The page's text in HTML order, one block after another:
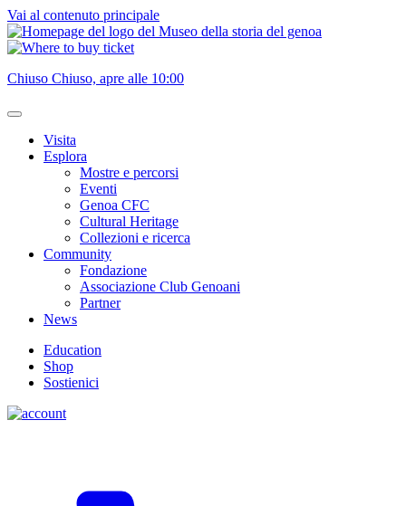
Vai al contenuto principale
Chiuso Chiuso, apre alle 10:00
Visita
Esplora
Mostre e percorsi
Eventi
Genoa CFC
Cultural Heritage
Collezioni e ricerca
Community
Fondazione
Associazione Club Genoani
Partner
News
Education
Shop
Sostienici